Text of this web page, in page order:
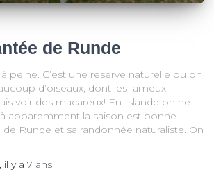
de Runde
peine. C’est une réserve naturelle où on
d’oiseaux, dont les fameux
voir des macareux! En Islande on ne
apparemment la saison est bonne
de Runde et sa randonnée naturaliste. On
, il y a 7 ans